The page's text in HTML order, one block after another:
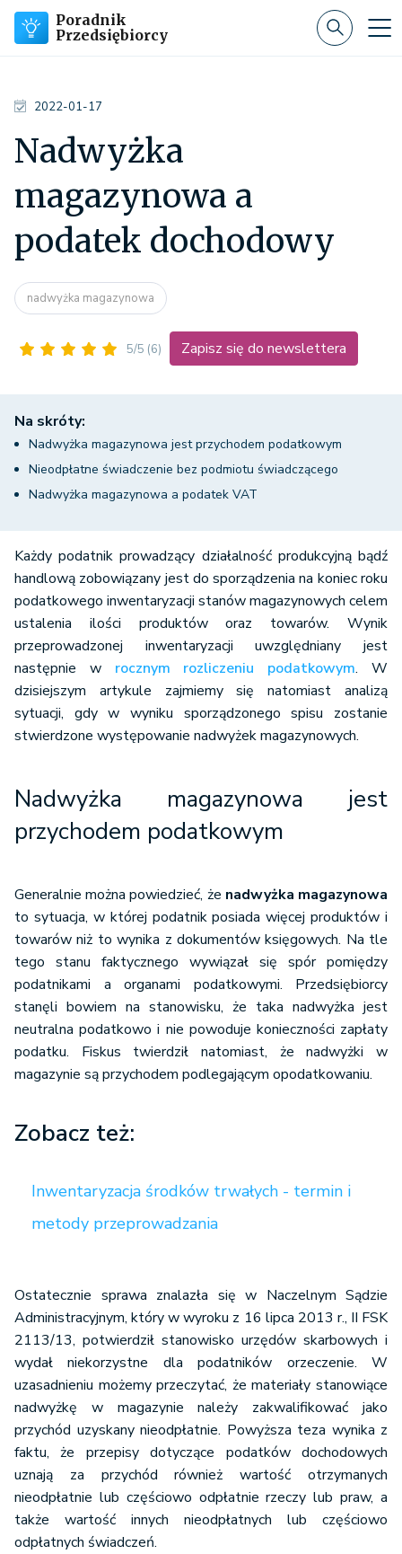
Poradnik
Przedsiębiorcy
2022-01-17
Nadwyżka
magazynowa a
podatek dochodowy
nadwyżka magazynowa
5/5 (6) Zapisz się do newslettera
Na skróty:
Nadwyżka magazynowa jest przychodem podatkowym
Nieodpłatne świadczenie bez podmiotu świadczącego
Nadwyżka magazynowa a podatek VAT
Każdy podatnik prowadzący działalność produkcyjną bądź
handlową zobowiązany jest do sporządzenia na koniec roku
podatkowego inwentaryzacji stanów magazynowych celem
ustalenia ilości produktów oraz towarów. Wynik
przeprowadzonej inwentaryzacji uwzględniany jest
następnie w rocznym rozliczeniu podatkowym. W
dzisiejszym artykule zajmiemy się natomiast analizą
sytuacji, gdy w wyniku sporządzonego spisu zostanie
stwierdzone występowanie nadwyżek magazynowych.
Nadwyżka magazynowa jest
przychodem podatkowym
Generalnie można powiedzieć, że nadwyżka magazynowa
to sytuacja, w której podatnik posiada więcej produktów i
towarów niż to wynika z dokumentów księgowych. Na tle
tego stanu faktycznego wywiązał się spór pomiędzy
podatnikami a organami podatkowymi. Przedsiębiorcy
stanęli bowiem na stanowisku, że taka nadwyżka jest
neutralna podatkowo i nie powoduje konieczności zapłaty
podatku. Fiskus twierdził natomiast, że nadwyżki w
magazynie są przychodem podlegającym opodatkowaniu.
Zobacz też:
Inwentaryzacja środków trwałych - termin i
metody przeprowadzania
Ostatecznie sprawa znalazła się w Naczelnym Sądzie
Administracyjnym, który w wyroku z 16 lipca 2013 r., II FSK
2113/13, potwierdził stanowisko urzędów skarbowych i
wydał niekorzystne dla podatników orzeczenie. W
uzasadnieniu możemy przeczytać, że materiały stanowiące
nadwyżkę w magazynie należy zakwalifikować jako
przychód uzyskany nieodpłatnie. Powyższa teza wynika z
faktu, że przepisy dotyczące podatków dochodowych
uznają za przychód również wartość otrzymanych
nieodpłatnie lub częściowo odpłatnie rzeczy lub praw, a
także wartość innych nieodpłatnych lub częściowo
odpłatnych świadczeń.